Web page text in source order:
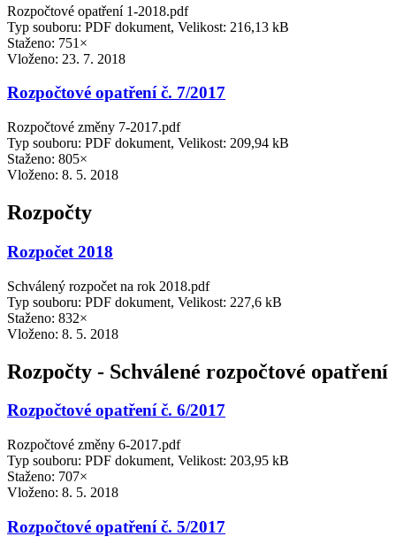
Rozpočtové opatření 1-2018.pdf
Typ souboru: PDF dokument, Velikost: 216,13 kB
Staženo: 751×
Vloženo: 23. 7. 2018
Rozpočtové opatření č. 7/2017
Rozpočtové změny 7-2017.pdf
Typ souboru: PDF dokument, Velikost: 209,94 kB
Staženo: 805×
Vloženo: 8. 5. 2018
Rozpočty
Rozpočet 2018
Schválený rozpočet na rok 2018.pdf
Typ souboru: PDF dokument, Velikost: 227,6 kB
Staženo: 832×
Vloženo: 8. 5. 2018
Rozpočty - Schválené rozpočtové opatření
Rozpočtové opatření č. 6/2017
Rozpočtové změny 6-2017.pdf
Typ souboru: PDF dokument, Velikost: 203,95 kB
Staženo: 707×
Vloženo: 8. 5. 2018
Rozpočtové opatření č. 5/2017